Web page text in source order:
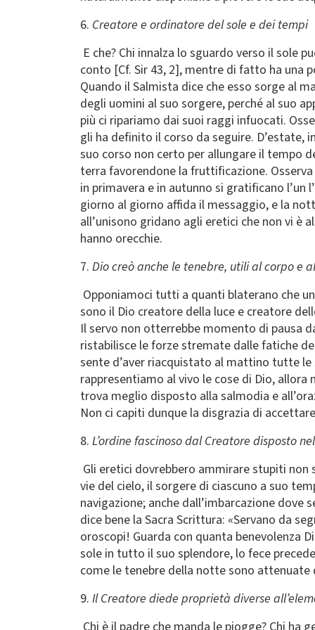
6. Creatore e ordinatore del sole e dei tempi
E che? Chi innalza lo sguardo verso il sole
conto [Cf. Sir 43, 2], mentre di fatto ha una
Quando il Salmista dice che esso sorge al
degli uomini al suo sorgere, perché al suo
più ci ripariamo dai suoi raggi infuocati.
gli ha definito il corso da seguire. D’estate,
suo corso non certo per allungare il tempo
terra favorendone la fruttificazione.
in primavera e in autunno si gratificano
giorno al giorno affida il messaggio, e la
all’unisono gridano agli eretici che non vi è
hanno orecchie.
7. Dio creò anche le tenebre, utili al corpo e
Opponiamoci tutti a quanti blaterano che
sono il Dio creatore della luce e creatore
Il servo non otterrebbe momento di pausa
ristabilisce le forze stremate dalle fatiche
sente d’aver riacquistato al mattino tutte le
rappresentiamo al vivo le cose di Dio,
trova meglio disposto alla salmodia e
Non ci capiti dunque la disgrazia di
8. L’ordine fascinoso dal Creatore disposto
Gli eretici dovrebbero ammirare stupiti
vie del cielo, il sorgere di ciascuno a suo
navigazione; anche dall’imbarcazione
dice bene la Sacra Scrittura: «Servano da
oroscopi! Guarda con quanta benevolenza
sole in tutto il suo splendore, lo fece
come le tenebre della notte sono attenuate
9. Il Creatore diede proprietà diverse